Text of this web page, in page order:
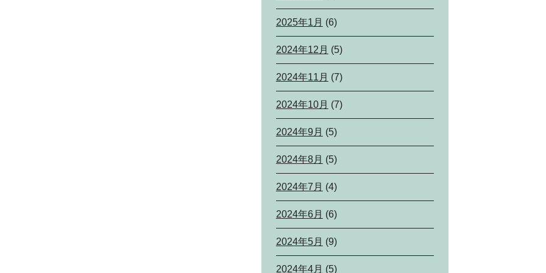
2025年1月 (6)
2024年12月 (5)
2024年11月 (7)
2024年10月 (7)
2024年9月 (5)
2024年8月 (5)
2024年7月 (4)
2024年6月 (6)
2024年5月 (9)
2024年4月 (5)